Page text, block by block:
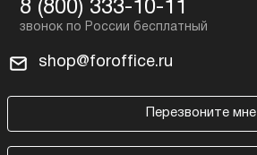
8 (800) 333-10-11
shop@foroffice.ru
Перезвоните мне